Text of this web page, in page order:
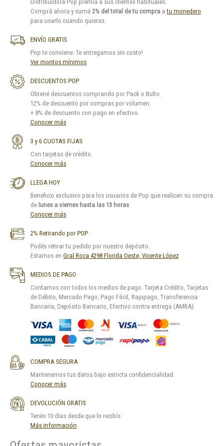
Distribuidora Pop premia a sus clientes habituales.
Comprá ahora y sumá 2% del total de tu compra atu monedero
para usarlo cuando quieras.
ENVÍO GRATIS
Pop te conviene. Te entregamos sin costo!
Ver montos mínimos
DESCUENTOS POP
Obtené descuentos comprando por Pack o Bulto.
12% de descuento por compras por volumen.
+ 8% de descuento con pago en efectivo.
Conocer más
3 y 6 CUOTAS FIJAS
Con tarjetas de crédito.
Conocer más
LLEGA HOY
Beneficio exclusivo para los usuarios de Pop que realicen su compra
de lunes a viernes hasta las 13 horas
Conocer más
2% Retirando por POP
Podés retirar tu pedido por nuestro depósito.
Estamos en Gral Roca 4298 Florida Oeste, Vicente López
MEDIOS DE PAGO
Contamos con todos los medios de pago. Tarjeta Crédito, Tarjetas
de Débito, Mercado Pago, Pago Fácil, Rapipago, Transferencia
Bancaria, Depósito Bancario, Efectivo contra entrega (AMBA)
COMPRA SEGURA
Mantenemos tus datos bajo estricta confidencialidad.
Conocer más
DEVOLUCIÓN GRATIS
Tenés 10 días desde que lo recibís.
Más información